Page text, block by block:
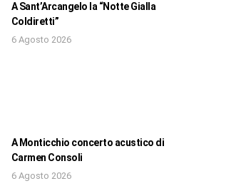
A Sant’Arcangelo la “Notte Gialla
Coldiretti”
6 Agosto 2026
A Monticchio concerto acustico di
Carmen Consoli
6 Agosto 2026